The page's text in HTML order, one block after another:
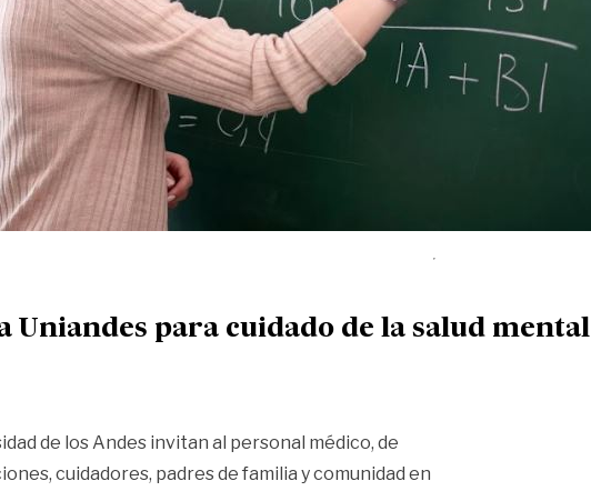
Uniandes para cuidado de la salud mental
de los Andes invitan al personal médico, de
cuidadores, padres de familia y comunidad en